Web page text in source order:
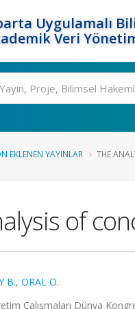
Uygulamalı
Veri
EKLENEN YAYINLAR THE
of
B., ORAL O.
Çalışmaları Dünya